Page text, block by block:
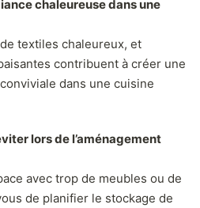
chaleureuse dans une
de textiles chaleureux, et
contribuent à créer une
dans une cuisine
lors de l’aménagement
avec trop de meubles ou de
de planifier le stockage de